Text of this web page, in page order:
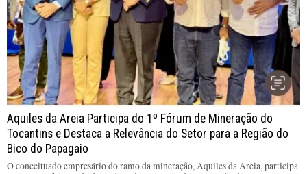
Aquiles da Areia Participa do 1º Fórum de Mineração do
Tocantins e Destaca a Relevância do Setor para a Região do
Bico do Papagaio
O conceituado empresário do ramo da mineração, Aquiles da Areia, participa